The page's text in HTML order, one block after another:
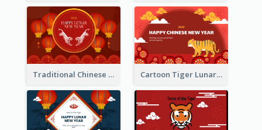
Traditional Chinese New Year Celebration Greeting Card Cartoon Tiger Lunar New Year Greeting Card